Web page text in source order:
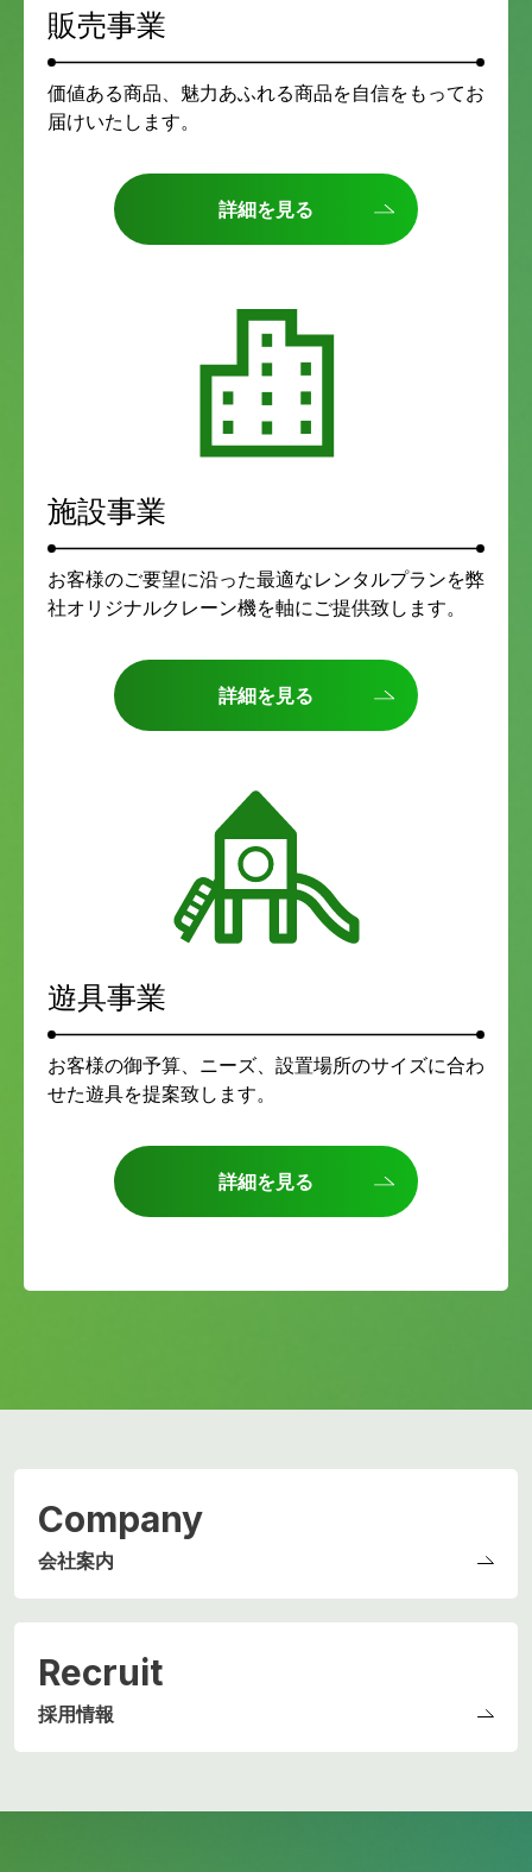
販売事業
価値ある商品、魅力あふれる商品を自信をもってお
届けいたします。
詳細を見る
施設事業
お客様のご要望に沿った最適なレンタルプランを弊
社オリジナルクレーン機を軸にご提供致します。
詳細を見る
遊具事業
お客様の御予算、ニーズ、設置場所のサイズに合わ
せた遊具を提案致します。
詳細を見る
Company
会社案内
Recruit
採用情報